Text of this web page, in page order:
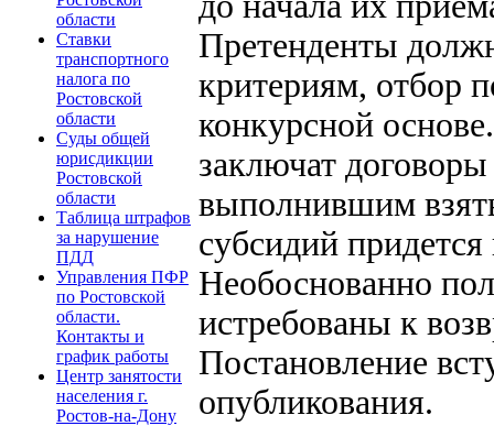
области
Ставки
транспортного
налога по
Ростовской
области
Суды общей
юрисдикции
Ростовской
области
Таблица штрафов
за нарушение
ПДД
Управления ПФР
по Ростовской
области.
Контакты и
график работы
Центр занятости
населения г.
Ростов-на-Дону
Претенденты
критериям, отбор
конкурсной
заключат
выполнившим
субсидий
Необоснованно
истребованы к
Постановление
опубликования.